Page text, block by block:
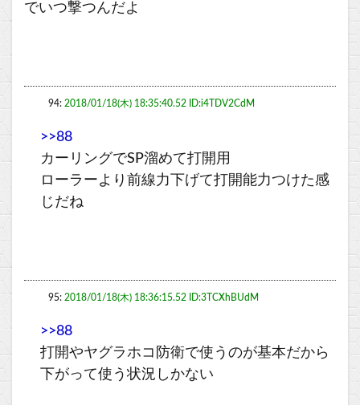
でいつ撃つんだよ
94: 2018/01/18(木) 18:35:40.52 ID:i4TDV2CdM
>>88
カーリングでSP溜めて打開用
ローラーより前線力下げて打開能力つけた感
じだね
95: 2018/01/18(木) 18:36:15.52 ID:3TCXhBUdM
>>88
打開やヤグラホコ防衛で使うのが基本だから
下がって使う状況しかない